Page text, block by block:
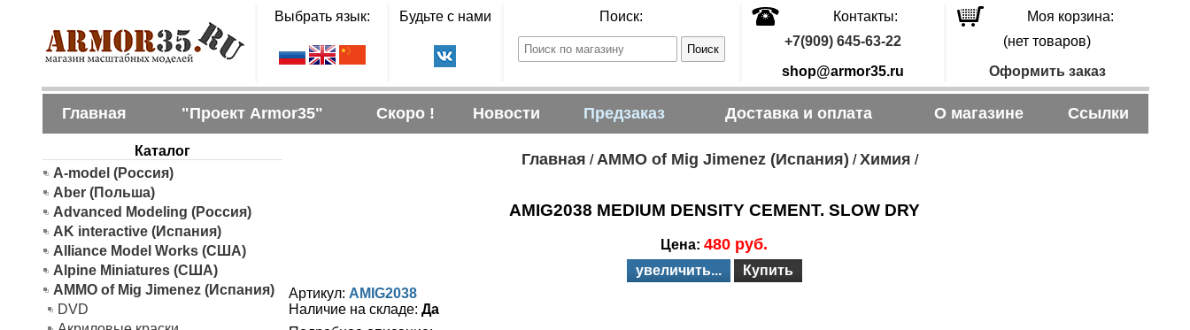
Выбрать язык: Будьте с нами Поиск: Контакты:
Моя корзина:
+7(909) 645-63-22
shop@armor35.ru
(нет товаров)
Оформить заказ
Главная "Проект Armor35" Скоро ! Новости Предзаказ Доставка и оплата О магазине Ссылки
Каталог
A-model (Россия)
Aber (Польша)
Advanced Modeling (Россия)
AK interactive (Испания)
Alliance Model Works (США)
Alpine Miniatures (США)
AMMO of Mig Jimenez (Испания)
DVD
Главная /AMMO of Mig Jimenez (Испания) /Химия /
AMIG2038 MEDIUM DENSITY CEMENT. SLOW DRY
Цена: 480 руб.
увеличить...
Купить
Артикул: AMIG2038
Наличие на складе: Да